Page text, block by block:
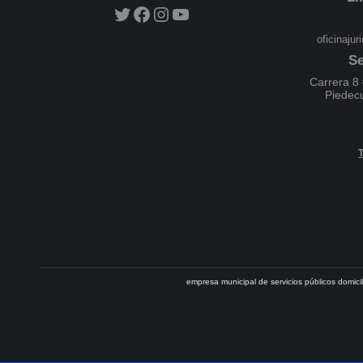
Carrera 8
empresa municipal de servicios públicos